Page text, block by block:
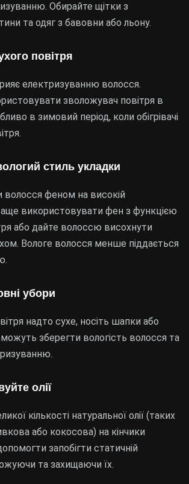
Обирайте щітки з
та одяг з бавовни або льону.
повітря
електризуванню волосся.
зволожувач повітря в
в зимовий період, коли обігрівачі
стиль укладки
волосся феном на високій
використовувати фен з функцією
або дайте волоссю висохнути
Вологе волосся менше піддається
убори
надто сухе, носіть шапки або
зберегти вологість волосся та
олії
кількості натуральної олії (таких
або кокосова) на кінчики
запобігти статичній
та захищаючи їх.